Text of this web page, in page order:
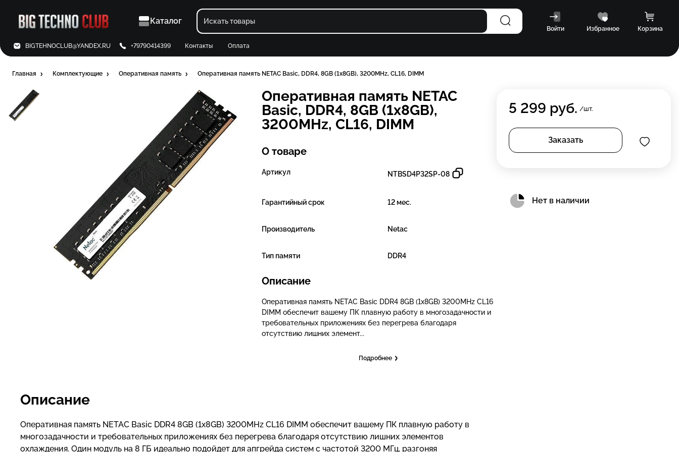
Каталог
Войти Избранное Корзина
BIGTEHNOCLUB@YANDEX.RU +79790414399 Контакты Оплата
Главная Комплектующие Оперативная память Оперативная память NETAC Basic, DDR4, 8GB (1x8GB), 3200MHz, CL16, DIMM
Оперативная память NETAC
Basic, DDR4, 8GB (1x8GB),
3200MHz, CL16, DIMM
О товаре
Артикул NTBSD4P32SP-08
Гарантийный срок 12 мес.
Производитель Netac
Тип памяти DDR4
Описание
Оперативная память NETAC Basic DDR4 8GB (1x8GB) 3200MHz CL16
DIMM обеспечит вашему ПК плавную работу в многозадачности и
требовательных приложениях без перегрева благодаря
отсутствию лишних элемент...
Подробнее
Описание
Оперативная память NETAC Basic DDR4 8GB (1x8GB) 3200MHz CL16 DIMM обеспечит вашему ПК плавную работу в
многозадачности и требовательных приложениях без перегрева благодаря отсутствию лишних элементов
охлаждения. Один модуль на 8 ГБ идеально подойдет для апгрейда систем с частотой 3200 МГц, разгоняя
5 299 руб. /шт.
Заказать
Нет в наличии